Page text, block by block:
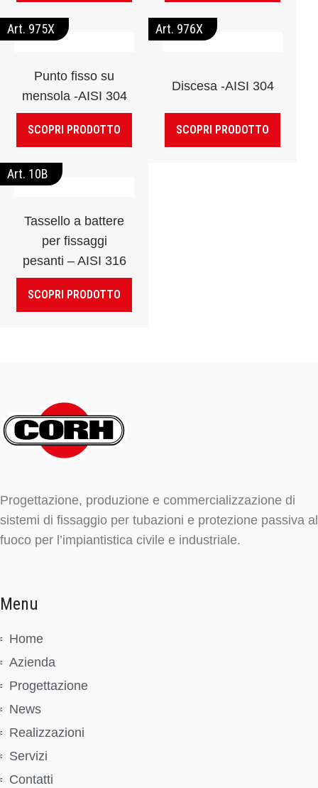
Art. 975X
Punto fisso su
mensola -AISI 304
SCOPRI PRODOTTO
Art. 976X
Discesa -AISI 304
SCOPRI PRODOTTO
Art. 10B
Tassello a battere
per fissaggi
pesanti – AISI 316
SCOPRI PRODOTTO
Progettazione, produzione e commercializzazione di
sistemi di fissaggio per tubazioni e protezione passiva al
fuoco per l’impiantistica civile e industriale.
Menu
Home
Azienda
Progettazione
News
Realizzazioni
Servizi
Contatti